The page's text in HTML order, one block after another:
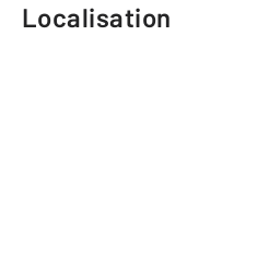
Localisation